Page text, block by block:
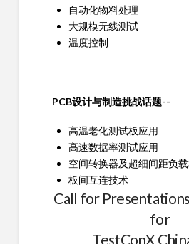
自动化物料处理
大规模无线测试
温度控制
PCB设计与制造挑战话题--
高温老化测试板应用
高速数据率测试应用
空间转换器及超细间距负
板间互连技术
Call for
for
TestConX